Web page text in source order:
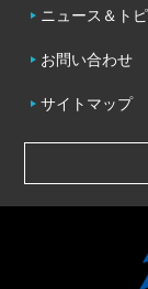
ニュース＆ト
お問い合わせ
サイトマップ